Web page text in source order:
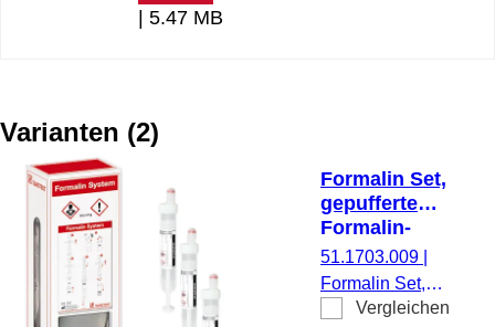
5.47 MB
Varianten (2)
Formalin Set,
gepufferte
Formalin-
Lösung 450 ml,
S-Monovette® 9
ml
51.1703.009
Formalin Set,
Präparierung:
Vergleichen